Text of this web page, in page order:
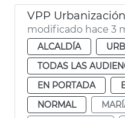
VPP
modificado hace 3
ALCALDÍA
TODAS LAS
EN PORTADA
NORMAL